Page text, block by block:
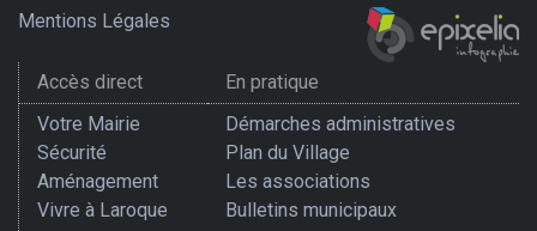
Mentions Légales
Accès direct
En pratique
Votre Mairie
Sécurité
Aménagement
Vivre à Laroque
Démarches administratives
Plan du Village
Les associations
Bulletins municipaux